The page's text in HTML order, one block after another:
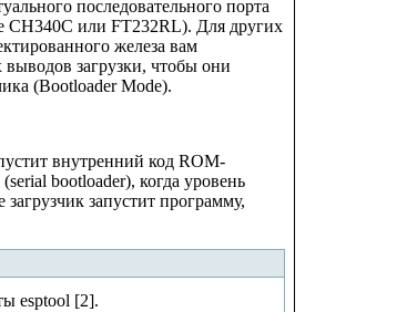
последовательного порта
CH340C или FT232RL). Для других
железа вам
загрузки, чтобы они
(Bootloader Mode).
внутренний код ROM-
bootloader), когда уровень
запустит программу,
esptool [2].